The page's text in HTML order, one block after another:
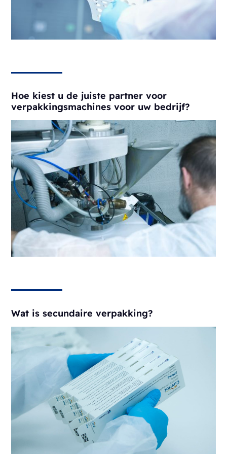
Hoe kiest u de juiste partner voor
verpakkingsmachines voor uw bedrijf?
Wat is secundaire verpakking?